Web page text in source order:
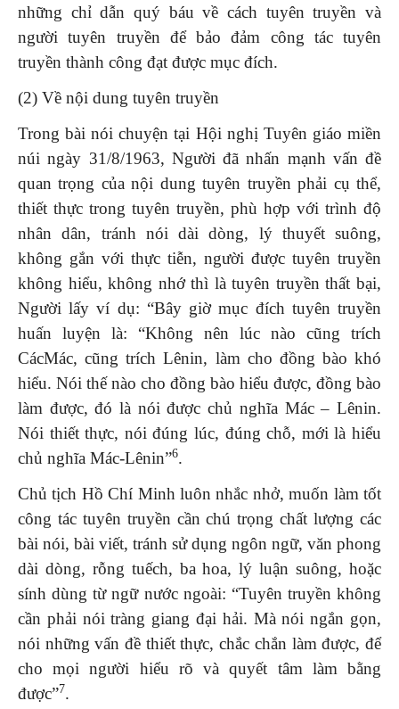
những chỉ dẫn quý báu về cách tuyên truyền và
người tuyên truyền để bảo đảm công tác tuyên
truyền thành công đạt được mục đích.
(2) Về nội dung tuyên truyền
Trong bài nói chuyện tại Hội nghị Tuyên giáo miền
núi ngày 31/8/1963, Người đã nhấn mạnh vấn đề
quan trọng của nội dung tuyên truyền phải cụ thể,
thiết thực trong tuyên truyền, phù hợp với trình độ
nhân dân, tránh nói dài dòng, lý thuyết suông,
không gắn với thực tiễn, người được tuyên truyền
không hiểu, không nhớ thì là tuyên truyền thất bại,
Người lấy ví dụ: “Bây giờ mục đích tuyên truyền
huấn luyện là: “Không nên lúc nào cũng trích
CácMác, cũng trích Lênin, làm cho đồng bào khó
hiểu. Nói thế nào cho đồng bào hiểu được, đồng bào
làm được, đó là nói được chủ nghĩa Mác – Lênin.
Nói thiết thực, nói đúng lúc, đúng chỗ, mới là hiểu
chủ nghĩa Mác-Lênin”6.
Chủ tịch Hồ Chí Minh luôn nhắc nhở, muốn làm tốt
công tác tuyên truyền cần chú trọng chất lượng các
bài nói, bài viết, tránh sử dụng ngôn ngữ, văn phong
dài dòng, rỗng tuếch, ba hoa, lý luận suông, hoặc
sính dùng từ ngữ nước ngoài: “Tuyên truyền không
cần phải nói tràng giang đại hải. Mà nói ngắn gọn,
nói những vấn đề thiết thực, chắc chắn làm được, để
cho mọi người hiểu rõ và quyết tâm làm bằng
được”7.